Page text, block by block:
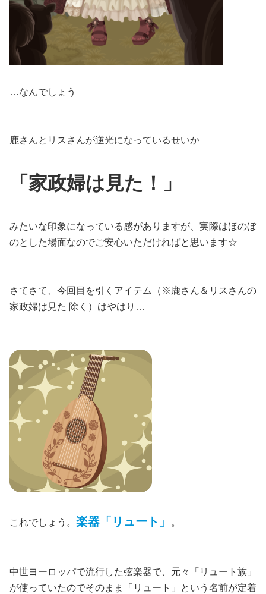
…なんでしょう
鹿さんとリスさんが逆光になっているせいか
「家政婦は見た！」
みたいな印象になっている感がありますが、実際はほのぼ
のとした場面なのでご安心いただければと思います☆
さてさて、今回目を引くアイテム（※鹿さん＆リスさんの
家政婦は見た 除く）はやはり…
これでしょう。 楽器「リュート」 。
中世ヨーロッパで流行した弦楽器で、元々「リュート族」
が使っていたのでそのまま「リュート」という名前が定着